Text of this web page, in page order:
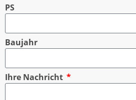
PS
Baujahr
Ihre Nachricht